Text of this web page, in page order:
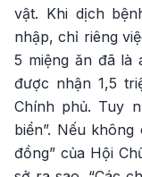
vật. Khi dịch
nhập, chỉ riêng
5 miệng ăn đã là
được nhận 1,5
Chính phủ. Tuy
biển”. Nếu
đồng” của Hội